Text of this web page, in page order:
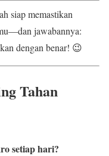
siap memastikan
jawabannya:
dengan benar! 😉
Tahan
setiap hari?